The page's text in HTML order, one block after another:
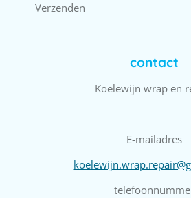
Verzenden
contact
Koelewijn wrap en
E-mailadres